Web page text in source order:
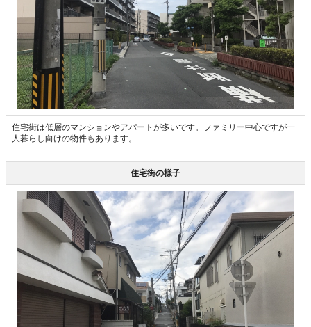
住宅街は低層のマンションやアパートが多いです。ファミリー中心ですが一
人暮らし向けの物件もあります。
住宅街の様子